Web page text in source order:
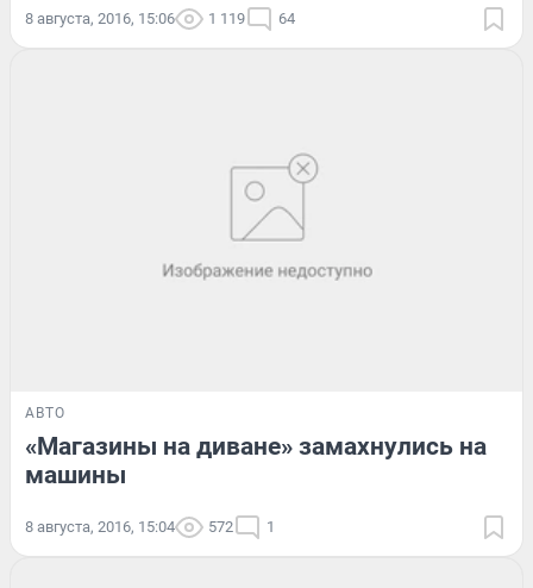
8 августа, 2016, 15:06 1 119 64
АВТО
«Магазины на диване» замахнулись на
машины
8 августа, 2016, 15:04 572 1